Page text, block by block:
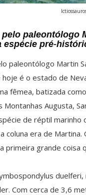
paleontólogo
espécie pré-
paleontólogo Martin
é o estado de
fêmea, batizada
Montanhas Augusta,
de réptil
coluna era de
primeira grande
Com cerca de 3,6